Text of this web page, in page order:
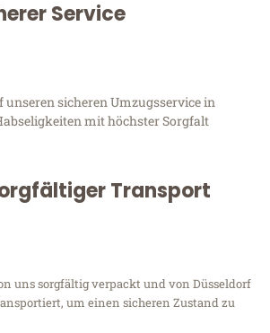
Service
unseren sicheren Umzugsservice in
mit höchster Sorgfalt
Transport
uns sorgfältig verpackt und von Düsseldorf
um einen sicheren Zustand zu